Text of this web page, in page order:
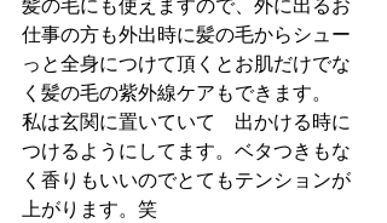
髪の毛にも使えますので、外に出るお
仕事の方も外出時に髪の毛からシュー
っと全身につけて頂くとお肌だけでな
く髪の毛の紫外線ケアもできます。
私は玄関に置いていて　出かける時に
つけるようにしてます。ベタつきもな
く香りもいいのでとてもテンションが
上がります。笑